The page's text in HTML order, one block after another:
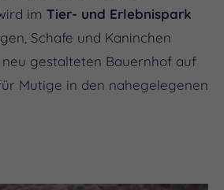
im Tier- und Erlebnispark
Schafe und Kaninchen
gestalteten Bauernhof auf
Mutige in den nahegelegenen